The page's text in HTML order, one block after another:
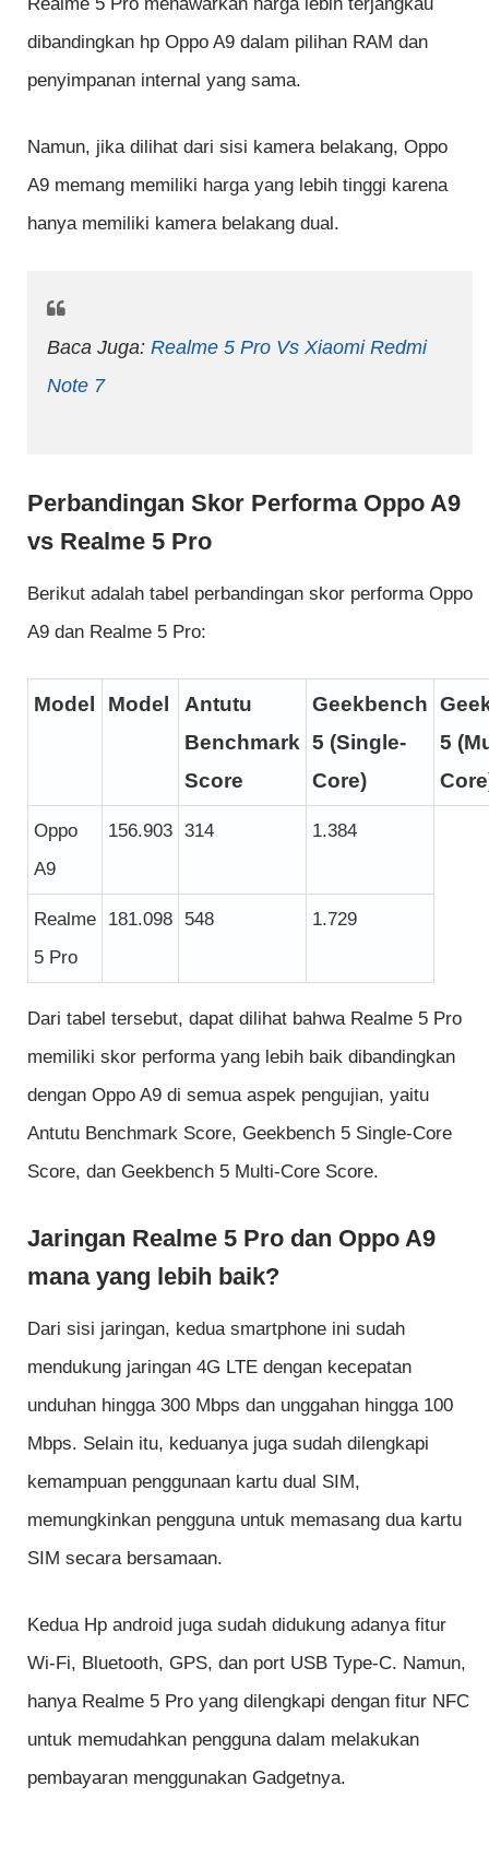
dibandingkan hp Oppo A9 dalam pilihan RAM dan
penyimpanan internal yang sama.
Namun, jika dilihat dari sisi kamera belakang, Oppo
A9 memang memiliki harga yang lebih tinggi karena
hanya memiliki kamera belakang dual.
Baca Juga: Realme 5 Pro Vs Xiaomi Redmi
Note 7
Perbandingan Skor Performa Oppo A9
vs Realme 5 Pro
Berikut adalah tabel perbandingan skor performa Oppo
A9 dan Realme 5 Pro:
Model Model
Antutu
Benchmark
Score
Geekbench
5 (Single-
Core)
5
Oppo
A9
156.903 314 1.384
Realme
5 Pro
181.098 548 1.729
Dari tabel tersebut, dapat dilihat bahwa Realme 5 Pro
memiliki skor performa yang lebih baik dibandingkan
dengan Oppo A9 di semua aspek pengujian, yaitu
Antutu Benchmark Score, Geekbench 5 Single-Core
Score, dan Geekbench 5 Multi-Core Score.
Jaringan Realme 5 Pro dan Oppo A9
mana yang lebih baik?
Dari sisi jaringan, kedua smartphone ini sudah
mendukung jaringan 4G LTE dengan kecepatan
unduhan hingga 300 Mbps dan unggahan hingga 100
Mbps. Selain itu, keduanya juga sudah dilengkapi
kemampuan penggunaan kartu dual SIM,
memungkinkan pengguna untuk memasang dua kartu
SIM secara bersamaan.
Kedua Hp android juga sudah didukung adanya fitur
Wi-Fi, Bluetooth, GPS, dan port USB Type-C. Namun,
hanya Realme 5 Pro yang dilengkapi dengan fitur NFC
untuk memudahkan pengguna dalam melakukan
pembayaran menggunakan Gadgetnya.